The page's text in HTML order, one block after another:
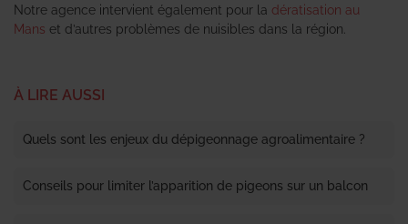
Notre agence intervient également pour la dératisation au
Mans et d’autres problèmes de nuisibles dans la région.
À LIRE AUSSI
Quels sont les enjeux du dépigeonnage agroalimentaire ?
Conseils pour limiter l’apparition de pigeons sur un balcon